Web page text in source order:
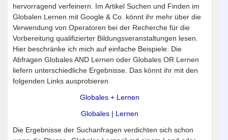
hervorragend verfeinern. Im Artikel Suchen und Finden im
Globalen Lernen mit Google & Co. könnt ihr mehr über die
Verwendung von Operatoren bei der Recherche für die
Vorbereitung qualifizierter Bildungsveranstaltungen lesen.
Hier beschränke ich mich auf einfache Beispiele: Die
Abfragen Globales AND Lernen oder Globales OR Lernen
liefern unterschiedliche Ergebnisse. Das könnt ihr mit den
folgenden Links ausprobieren
Globales + Lernen
Globales | Lernen
Die Ergebnisse der Suchanfragen verdichten sich schon